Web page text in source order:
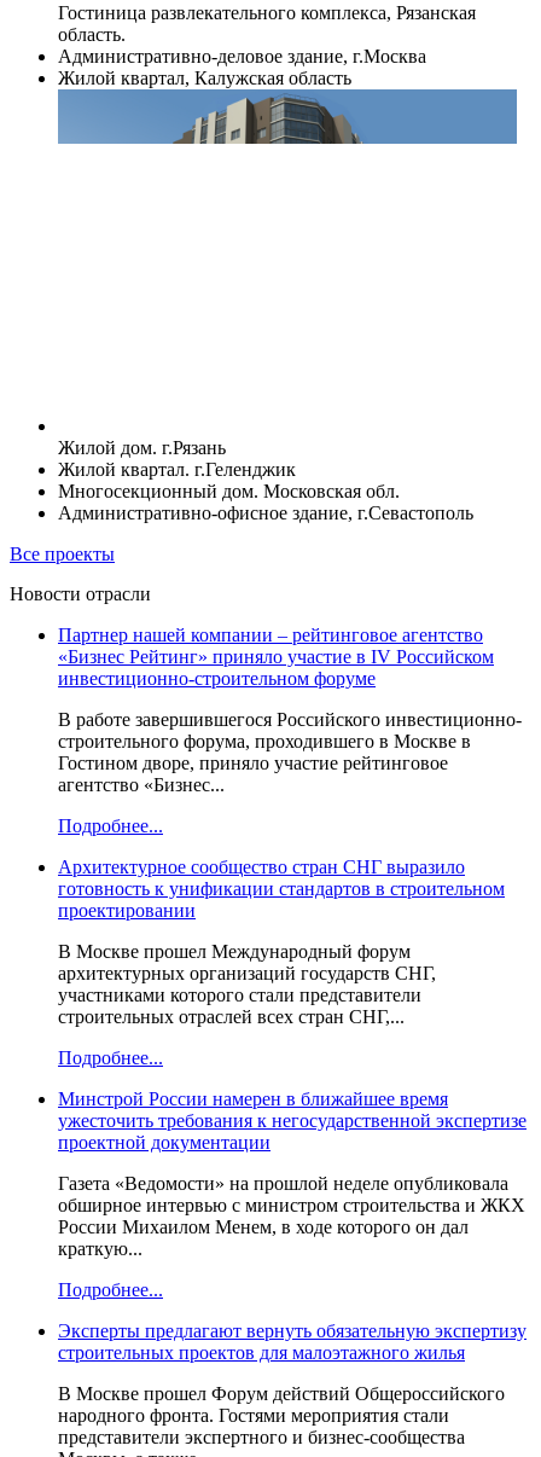
Гостиница развлекательного комплекса, Рязанская
область.
Административно-деловое здание, г.Москва
Жилой квартал, Калужская область
Жилой дом. г.Рязань
Жилой квартал. г.Геленджик
Многосекционный дом. Московская обл.
Административно-офисное здание, г.Севастополь
Все проекты
Новости отрасли
Партнер нашей компании – рейтинговое агентство
«Бизнес Рейтинг» приняло участие в IV Российском
инвестиционно-строительном форуме
В работе завершившегося Российского инвестиционно-
строительного форума, проходившего в Москве в
Гостином дворе, приняло участие рейтинговое
агентство «Бизнес...
Подробнее...
Архитектурное сообщество стран СНГ выразило
готовность к унификации стандартов в строительном
проектировании
В Москве прошел Международный форум
архитектурных организаций государств СНГ,
участниками которого стали представители
строительных отраслей всех стран СНГ,...
Подробнее...
Минстрой России намерен в ближайшее время
ужесточить требования к негосударственной экспертизе
проектной документации
Газета «Ведомости» на прошлой неделе опубликовала
обширное интервью с министром строительства и ЖКХ
России Михаилом Менем, в ходе которого он дал
краткую...
Подробнее...
Эксперты предлагают вернуть обязательную экспертизу
строительных проектов для малоэтажного жилья
В Москве прошел Форум действий Общероссийского
народного фронта. Гостями мероприятия стали
представители экспертного и бизнес-сообщества